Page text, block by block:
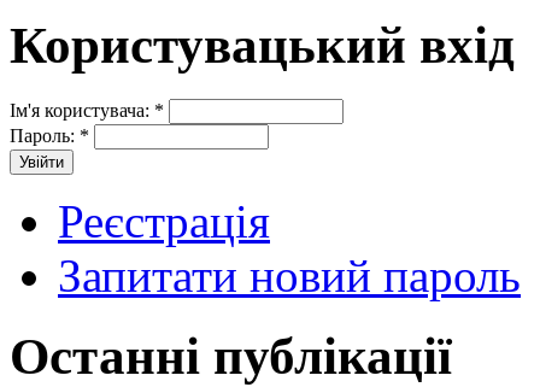
Користувацький вхід
Ім'я користувача: *
Пароль: *
Реєстрація
Запитати новий пароль
Останні публікації